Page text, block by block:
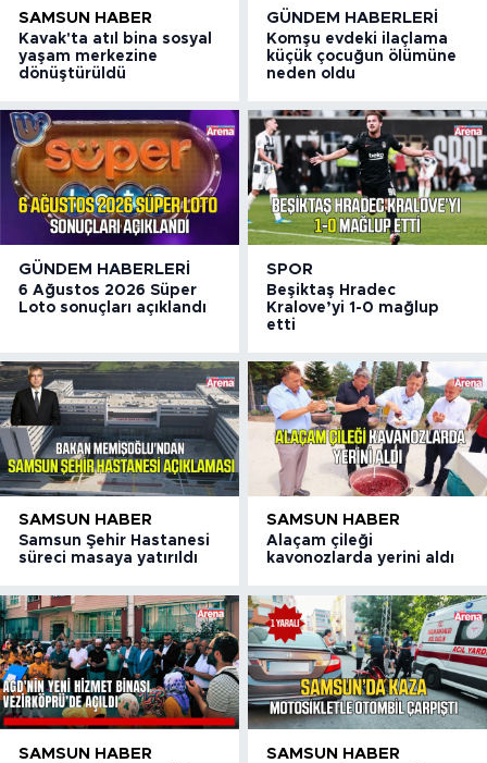
SAMSUN HABER
Kavak'ta atıl bina sosyal
yaşam merkezine
dönüştürüldü
GÜNDEM HABERLERI
Komşu evdeki ilaçlama
küçük çocuğun ölümüne
neden oldu
GÜNDEM HABERLERI
6 Ağustos 2026 Süper
Loto sonuçları açıklandı
SPOR
Beşiktaş Hradec
Kralove’yi 1-0 mağlup
etti
SAMSUN HABER
Samsun Şehir Hastanesi
süreci masaya yatırıldı
SAMSUN HABER
Alaçam çileği
kavonozlarda yerini aldı
SAMSUN HABER SAMSUN HABER